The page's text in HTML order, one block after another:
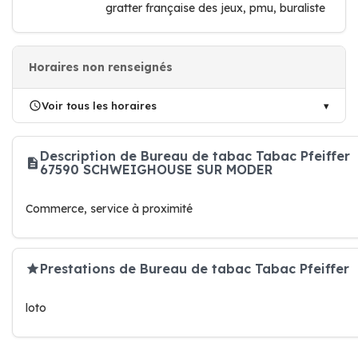
gratter française des jeux, pmu, buraliste
Horaires non renseignés
Voir tous les horaires
Description de Bureau de tabac Tabac Pfeiffer
67590 SCHWEIGHOUSE SUR MODER
Commerce, service à proximité
Prestations de Bureau de tabac Tabac Pfeiffer
loto